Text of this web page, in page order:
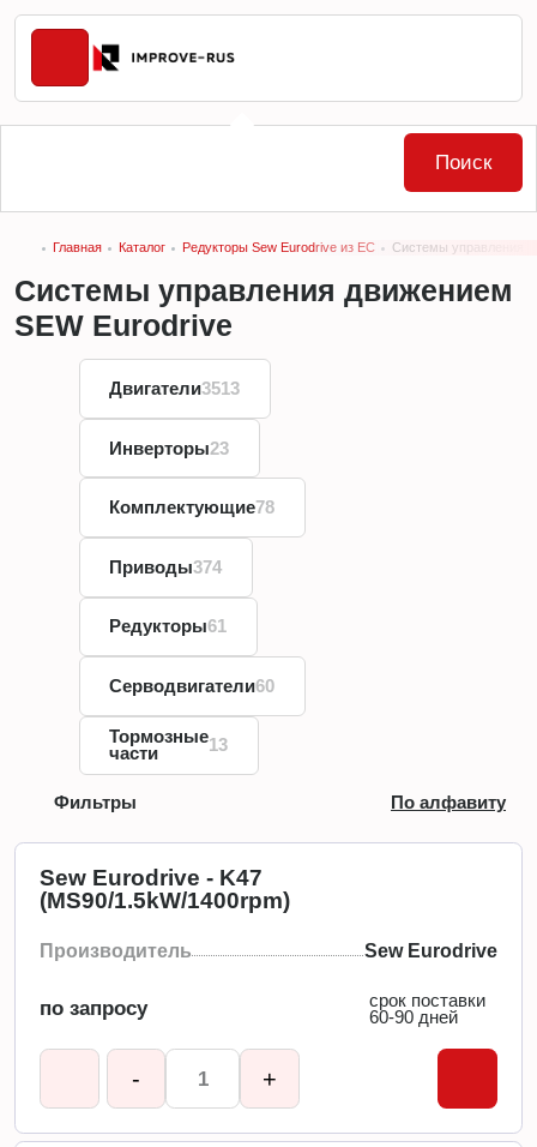
Главная Каталог Редукторы Sew Eurodrive из ЕС Системы управления
Системы управления движением
SEW Eurodrive
Двигатели3513
Инверторы23
Комплектующие78
Приводы374
Редукторы61
Серводвигатели60
Тормозные
части
13
Фильтры По алфавиту
Sew Eurodrive - K47
(MS90/1.5kW/1400rpm)
Производитель Sew Eurodrive
по запросу
срок поставки
60-90 дней
- +
Поиск